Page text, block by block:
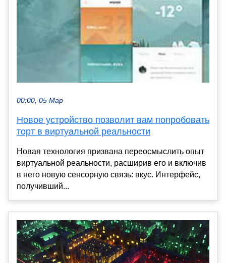
00:00, 05 Мар
Новое устройство позволит вам попробовать
торт в виртуальной реальности
Новая технология призвана переосмыслить опыт
виртуальной реальности, расширив его и включив
в него новую сенсорную связь: вкус. Интерфейс,
получивший...